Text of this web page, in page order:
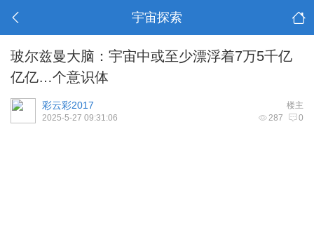
宇宙探索
玻尔兹曼大脑：宇宙中或至少漂浮着7万5千亿
亿亿…个意识体
楼主
彩云彩2017
287 0
2025-5-27 09:31:06